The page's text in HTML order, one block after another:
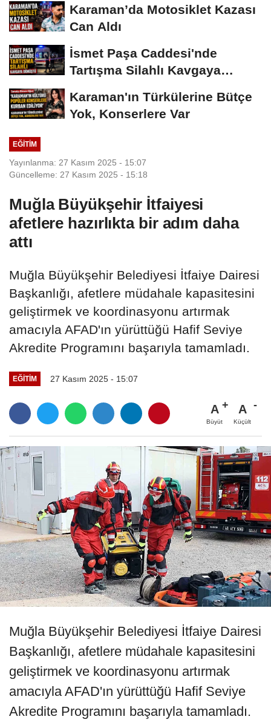
Karaman’da Motosiklet Kazası
Can Aldı
İsmet Paşa Caddesi'nde
Tartışma Silahlı Kavgaya
Karaman'ın Türkülerine Bütçe
Yok, Konserlere Var
EĞITIM
Yayınlanma: 27 Kasım 2025 - 15:07
Güncelleme: 27 Kasım 2025 - 15:18
Muğla Büyükşehir İtfaiyesi
afetlere hazırlıkta bir adım daha
attı
Muğla Büyükşehir Belediyesi İtfaiye Dairesi
Başkanlığı, afetlere müdahale kapasitesini
geliştirmek ve koordinasyonu artırmak
amacıyla AFAD'ın yürüttüğü Hafif Seviye
Akredite Programını başarıyla tamamladı.
EĞITIM 27 Kasım 2025 - 15:07
A
Büyüt
A
Küçült
Muğla Büyükşehir Belediyesi İtfaiye Dairesi
Başkanlığı, afetlere müdahale kapasitesini
geliştirmek ve koordinasyonu artırmak
amacıyla AFAD'ın yürüttüğü Hafif Seviye
Akredite Programını başarıyla tamamladı.